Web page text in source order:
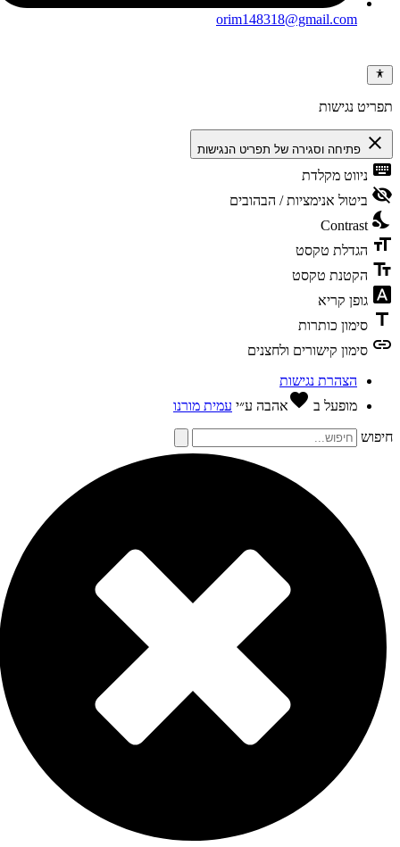
orim148318@gmail.com
תפריט נגישות
close פתיחה וסגירה של תפריט הנגישות
keyboard ניווט מקלדת
visibility_off ביטול אנימציות / הבהובים
nights_stay
Contrast
format_size הגדלת טקסט
text_fields הקטנת טקסט
font_download גופן קריא
title סימון כותרות
link סימון קישורים ולחצנים
הצהרת נגישות
מופעל בfavoriteאהבהע״יעמית מורנו
חיפוש